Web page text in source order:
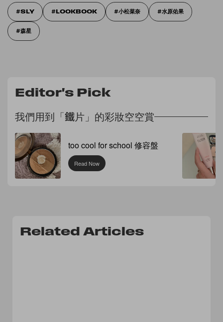
SLY LOOKBOOK 小松菜奈 水原佑果
森星
Editor's Pick
我們用到「鐵片」的彩妝空空賞
too cool for school 修容盤
Read Now
Related Articles